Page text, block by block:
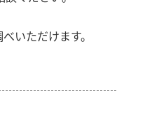
いただけます。